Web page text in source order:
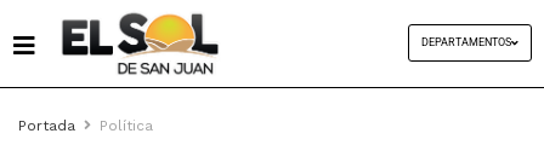
DEPARTAMENTOS
Portada Política